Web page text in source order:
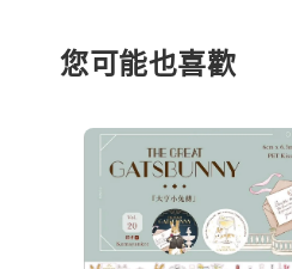
您可能也喜歡